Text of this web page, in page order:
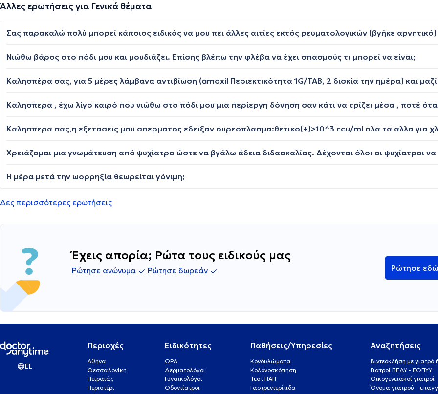
Άλλες ερωτήσεις για Γενικά θέματα
Νιώθω βάρος στο πόδι μου και μουδιάζει. Επίσης βλέπω την φλέβα να έχει σπασμούς τι μπορεί να είναι;
Η μέρα μετά την ωορρηξία θεωρείται γόνιμη;
Δες περισσότερες ερωτήσεις
Έχεις απορία; Ρώτα τους ειδικούς μας
Ρώτησε ανώνυμα Ρώτησε δωρεάν Ρώτησε εδώ
EL
Περιοχές
Αθήνα
Θεσσαλονίκη
Πειραιάς
Περιστέρι
Ειδικότητες
ΩΡΛ
Δερματολόγοι
Γυναικολόγοι
Οδοντίατροι
Παθήσεις/Υπηρεσίες
Κονδυλώματα
Κολονοσκόπηση
Τεστ ΠΑΠ
Γαστρεντερίτιδα
Αναζητήσεις
Βιντεοκλήση με
Γιατροί ΠΕΔΥ - ΕΟΠΥΥ
Οικογενειακοί γιατροί
Όνομα γιατρού –